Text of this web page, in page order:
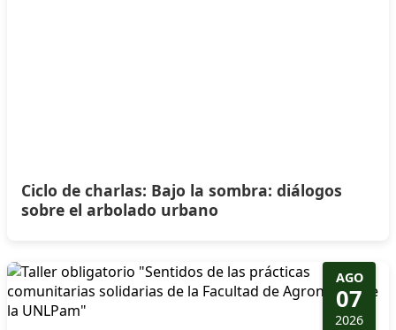
Ciclo de charlas: Bajo la sombra: diálogos
sobre el arbolado urbano
AGO
07
2026